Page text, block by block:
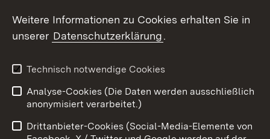
Social Wall
X / Twitter
Youtube
Benutzungshinweise
Barrierefreiheit
Weitere Informationen zu Cookies erhalten Sie in
unserer Datenschutzerklärung.
Technisch notwendige Cookies
Analyse-Cookies (Die Daten werden ausschließlich
anonymisiert verarbeitet.)
Drittanbieter-Cookies (Social-Media-Elemente von